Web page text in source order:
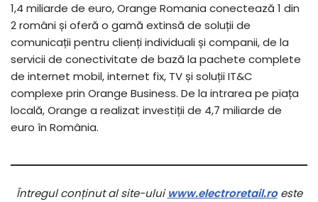
1,4 miliarde de euro, Orange Romania conectează 1 din
2 români și oferă o gamă extinsă de soluții de
comunicații pentru clienți individuali și companii, de la
servicii de conectivitate de bază la pachete complete
de internet mobil, internet fix, TV și soluții IT&C
complexe prin Orange Business. De la intrarea pe piața
locală, Orange a realizat investiții de 4,7 miliarde de
euro în România.
Întregul conținut al site-uluiwww.electroretail.roeste